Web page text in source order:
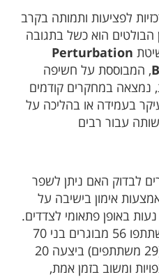
לפציעות ותמותה בקרב
הבולטים הוא כשל בתגובה
Perturbation
, המבוססת על חשיפה
נמצאה במחקרים קודמים
בעמידה או בהליכה על
עבור רבים
לבדוק האם ניתן לשפר
אימון בישיבה על
באופן פתאומי לצדדים.
במחקר אקראי חד־סמיות השתתפו 56 מבוגרים בני 70
ומעלה: קבוצת ההתערבות (29 משתתפים) ביצעה 20
ומשוב בזמן אמת,